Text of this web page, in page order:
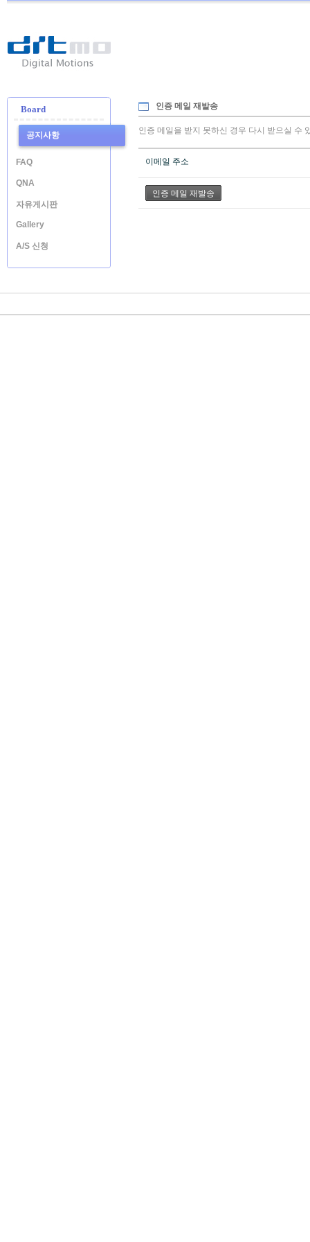
-
Digital
Board
공지사항
FAQ
QNA
자유게시판
Gallery
A/S 신청
인증 메일 재발송
인증 메일을 받지 못하신 경우 다시 받으실 수
이메일 주소